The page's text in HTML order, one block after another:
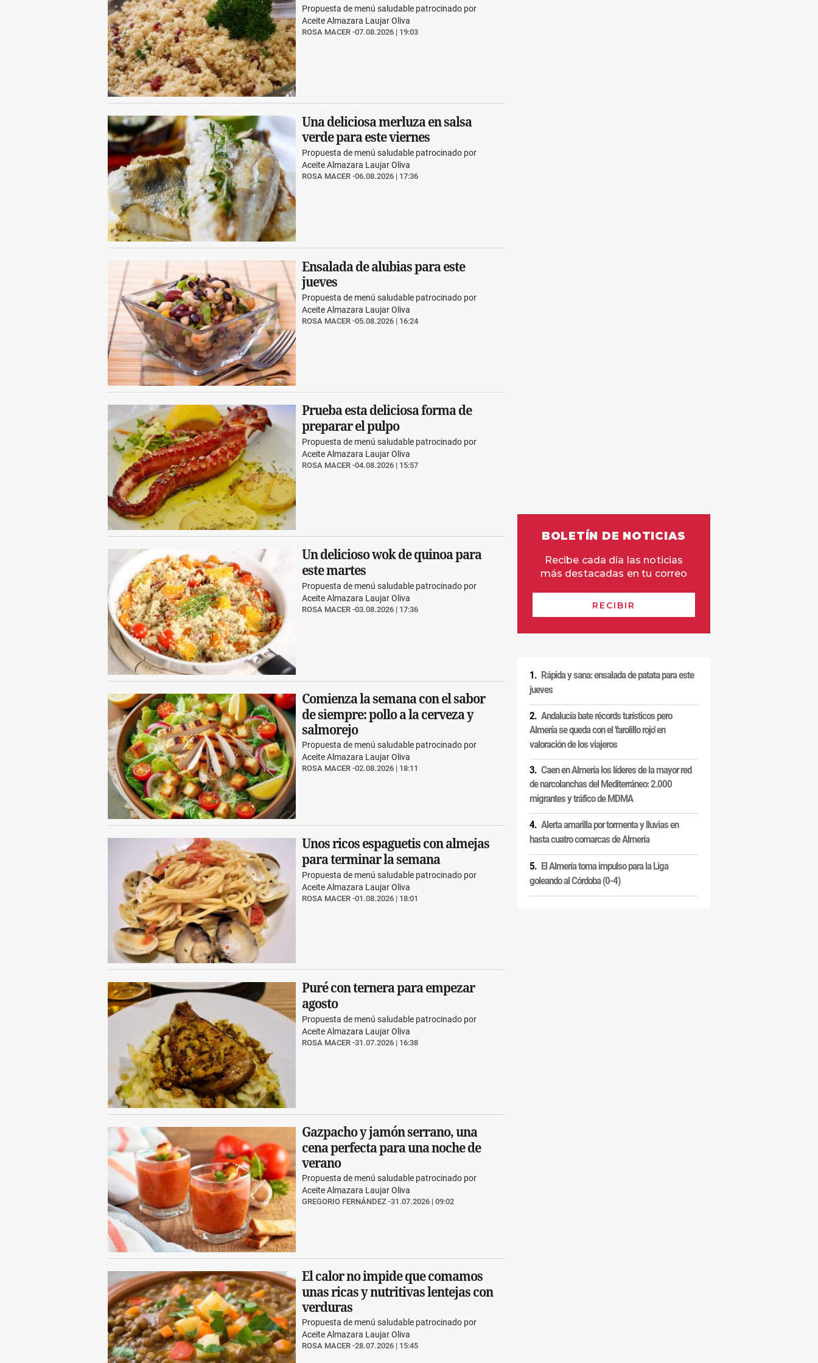
ROSA MACER 07.08.2026 | 19:03
Propuesta de menú saludable patrocinado por
Aceite Almazara Laujar Oliva
Una deliciosa merluza en salsa
verde para este viernes
ROSA MACER 06.08.2026 | 17:36
Propuesta de menú saludable patrocinado por
Aceite Almazara Laujar Oliva
Ensalada de alubias para este
jueves
ROSA MACER 05.08.2026 | 16:24
Propuesta de menú saludable patrocinado por
Aceite Almazara Laujar Oliva
Prueba esta deliciosa forma de
preparar el pulpo
ROSA MACER 04.08.2026 | 15:57
Propuesta de menú saludable patrocinado por
Aceite Almazara Laujar Oliva
Un delicioso wok de quinoa para
este martes
ROSA MACER 03.08.2026 | 17:36
Propuesta de menú saludable patrocinado por
Aceite Almazara Laujar Oliva
Comienza la semana con el sabor
de siempre: pollo a la cerveza y
salmorejo
ROSA MACER 02.08.2026 | 18:11
Propuesta de menú saludable patrocinado por
Aceite Almazara Laujar Oliva
Unos ricos espaguetis con almejas
para terminar la semana
ROSA MACER 01.08.2026 | 18:01
Propuesta de menú saludable patrocinado por
Aceite Almazara Laujar Oliva
Puré con ternera para empezar
agosto
ROSA MACER 31.07.2026 | 16:38
Propuesta de menú saludable patrocinado por
Aceite Almazara Laujar Oliva
Gazpacho y jamón serrano, una
cena perfecta para una noche de
verano
GREGORIO FERNÁNDEZ 31.07.2026 | 09:02
Propuesta de menú saludable patrocinado por
Aceite Almazara Laujar Oliva
El calor no impide que comamos
unas ricas y nutritivas lentejas con
verduras
ROSA MACER 28.07.2026 | 15:45
Propuesta de menú saludable patrocinado por
Aceite Almazara Laujar Oliva
Rápida y sana: ensalada de patata para este
jueves
Andalucía bate récords turísticos pero
Almería se queda con el 'farolillo rojo' en
valoración de los viajeros
Caen en Almería los líderes de la mayor red
de narcolanchas del Mediterráneo: 2.000
migrantes y tráfico de MDMA
Alerta amarilla por tormenta y lluvias en
hasta cuatro comarcas de Almería
El Almería toma impulso para la Liga
goleando al Córdoba (0-4)